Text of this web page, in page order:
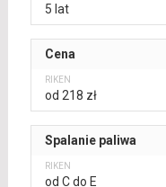
5 lat
Cena
od 218 zł
Spalanie paliwa
od C do E